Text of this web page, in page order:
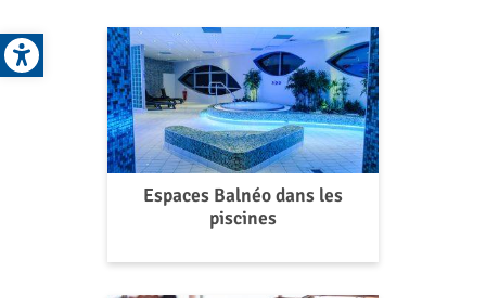
Open toolbar
Espaces Balnéo dans les
piscines